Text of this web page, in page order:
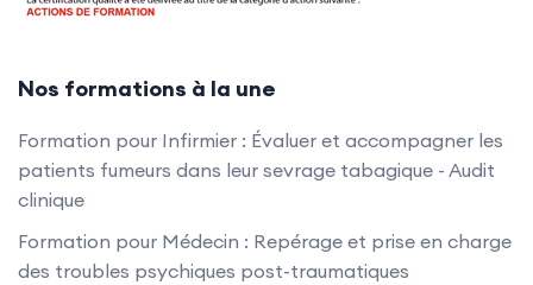
Nos formations à la une
Formation pour Infirmier : Évaluer et accompagner les
patients fumeurs dans leur sevrage tabagique - Audit
clinique
Formation pour Médecin : Repérage et prise en charge
des troubles psychiques post-traumatiques